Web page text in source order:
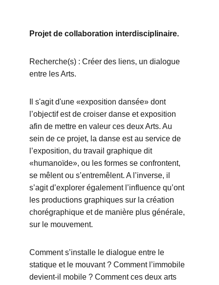
Projet de collaboration interdisciplinaire.
Recherche(s) : Créer des liens, un dialogue
entre les Arts.
Il s'agit d'une «exposition dansée» dont
l’objectif est de croiser danse et exposition
afin de mettre en valeur ces deux Arts. Au
sein de ce projet, la danse est au service de
l’exposition, du travail graphique dit
«humanoïde», ou les formes se confrontent,
se mêlent ou s’entremêlent. A l’inverse, il
s’agit d’explorer également l’influence qu’ont
les productions graphiques sur la création
chorégraphique et de manière plus générale,
sur le mouvement.
Comment s’installe le dialogue entre le
statique et le mouvant ? Comment l’immobile
devient-il mobile ? Comment ces deux arts